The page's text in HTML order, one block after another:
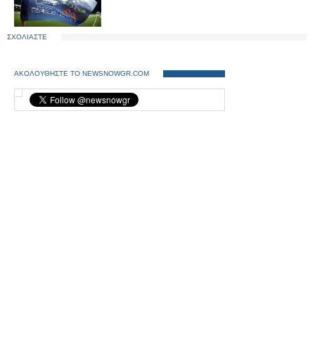
ΣΧΟΛΙΑΣΤΕ
ΑΚΟΛΟΥΘΗΣΤΕ ΤΟ NEWSNOWGR.COM